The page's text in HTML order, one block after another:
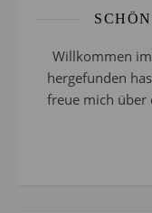
Willkommen
hergefunden
freue mich über